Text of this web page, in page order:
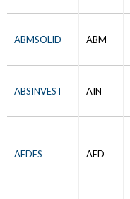
ABMSOLID ABM
ABSINVEST AIN
AEDES AED